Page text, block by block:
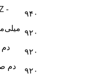
۹۴۰
۹۲۰
۹۲۰
۹۲۰